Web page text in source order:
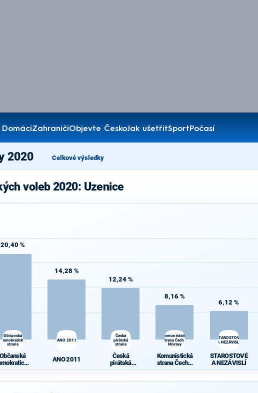
DomácíZahraničíObjevte ČeskoJak ušetřitSportPočasí
Pořady
2020 Celkové výsledky
voleb 2020: Uzenice
20,40 %
Občanská
demokratická
strana
Občanská
14,28 %
ANO 2011
ANO 2011
12,24 %
Česká
pirátská
strana
Česká
pirátská
8,16 %
Komunistická
strana Čech a
Moravy
Komunistická
strana Čech a
6,12 %
STAROSTOVÉ
A NEZÁVISLÍ
STAROSTOVÉ
A NEZÁVISLÍ